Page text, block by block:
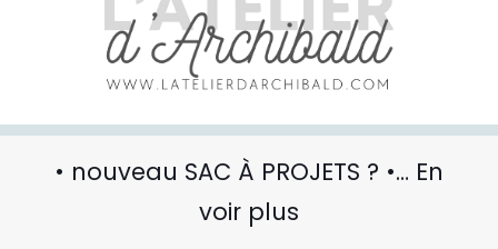
• nouveau SAC À PROJETS ? •… En
voir plus